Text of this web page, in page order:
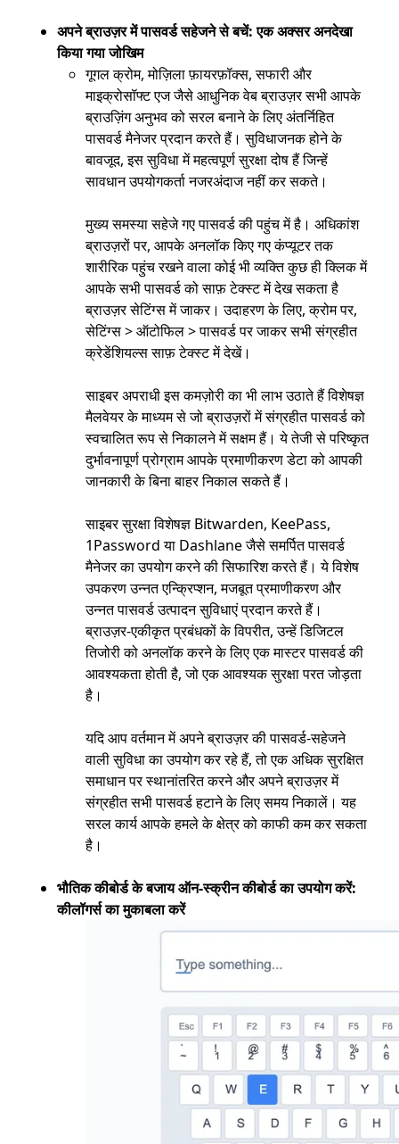
अपने ब्राउज़र में पासवर्ड सहेजने से बचें: एक अक्सर अनदेखा
किया गया जोखिम
गूगल क्रोम, मोज़िला फ़ायरफ़ॉक्स, सफारी और
माइक्रोसॉफ्ट एज जैसे आधुनिक वेब ब्राउज़र सभी आपके
ब्राउज़िंग अनुभव को सरल बनाने के लिए अंतर्निहित
पासवर्ड मैनेजर प्रदान करते हैं। सुविधाजनक होने के
बावजूद, इस सुविधा में महत्वपूर्ण सुरक्षा दोष हैं जिन्हें
सावधान उपयोगकर्ता नजरअंदाज नहीं कर सकते।
मुख्य समस्या सहेजे गए पासवर्ड की पहुंच में है। अधिकांश
ब्राउज़रों पर, आपके अनलॉक किए गए कंप्यूटर तक
शारीरिक पहुंच रखने वाला कोई भी व्यक्ति कुछ ही क्लिक में
आपके सभी पासवर्ड को साफ़ टेक्स्ट में देख सकता है
ब्राउज़र सेटिंग्स में जाकर। उदाहरण के लिए, क्रोम पर,
सेटिंग्स > ऑटोफिल > पासवर्ड पर जाकर सभी संग्रहीत
क्रेडेंशियल्स साफ़ टेक्स्ट में देखें।
साइबर अपराधी इस कमज़ोरी का भी लाभ उठाते हैं विशेषज्ञ
मैलवेयर के माध्यम से जो ब्राउज़रों में संग्रहीत पासवर्ड को
स्वचालित रूप से निकालने में सक्षम हैं। ये तेजी से परिष्कृत
दुर्भावनापूर्ण प्रोग्राम आपके प्रमाणीकरण डेटा को आपकी
जानकारी के बिना बाहर निकाल सकते हैं।
साइबर सुरक्षा विशेषज्ञ Bitwarden, KeePass,
1Password या Dashlane जैसे समर्पित पासवर्ड
मैनेजर का उपयोग करने की सिफारिश करते हैं। ये विशेष
उपकरण उन्नत एन्क्रिप्शन, मजबूत प्रमाणीकरण और
उन्नत पासवर्ड उत्पादन सुविधाएं प्रदान करते हैं।
ब्राउज़र-एकीकृत प्रबंधकों के विपरीत, उन्हें डिजिटल
तिजोरी को अनलॉक करने के लिए एक मास्टर पासवर्ड की
आवश्यकता होती है, जो एक आवश्यक सुरक्षा परत जोड़ता
है।
यदि आप वर्तमान में अपने ब्राउज़र की पासवर्ड-सहेजने
वाली सुविधा का उपयोग कर रहे हैं, तो एक अधिक सुरक्षित
समाधान पर स्थानांतरित करने और अपने ब्राउज़र में
संग्रहीत सभी पासवर्ड हटाने के लिए समय निकालें। यह
सरल कार्य आपके हमले के क्षेत्र को काफी कम कर सकता
है।
भौतिक कीबोर्ड के बजाय ऑन-स्क्रीन कीबोर्ड का उपयोग करें:
कीलॉगर्स का मुकाबला करें